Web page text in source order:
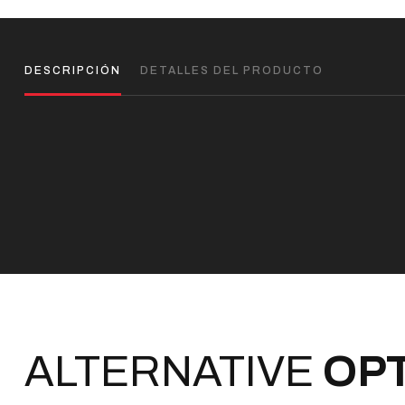
DESCRIPCIÓN DETALLES DEL PRODUCTO
ALTERNATIVE